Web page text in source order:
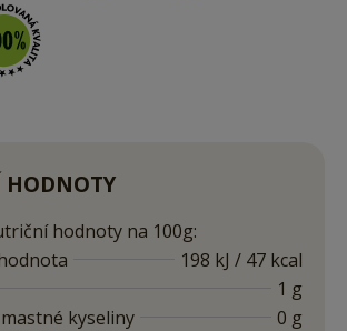
hodnoty na 100g:
198 kJ / 47 kcal
1 g
kyseliny
0 g